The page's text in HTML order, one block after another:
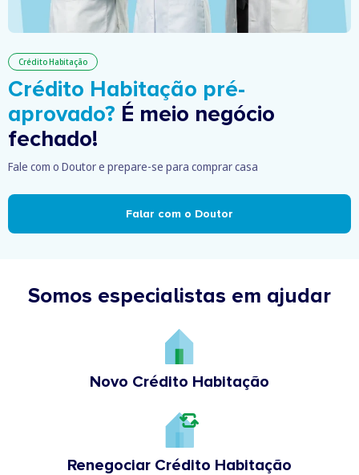
Crédito Habitação
Crédito Habitação pré-
aprovado? É meio negócio
fechado!
Fale com o Doutor e prepare-se para comprar casa
Falar com o Doutor
Somos especialistas em ajudar
Novo Crédito Habitação
Renegociar Crédito Habitação